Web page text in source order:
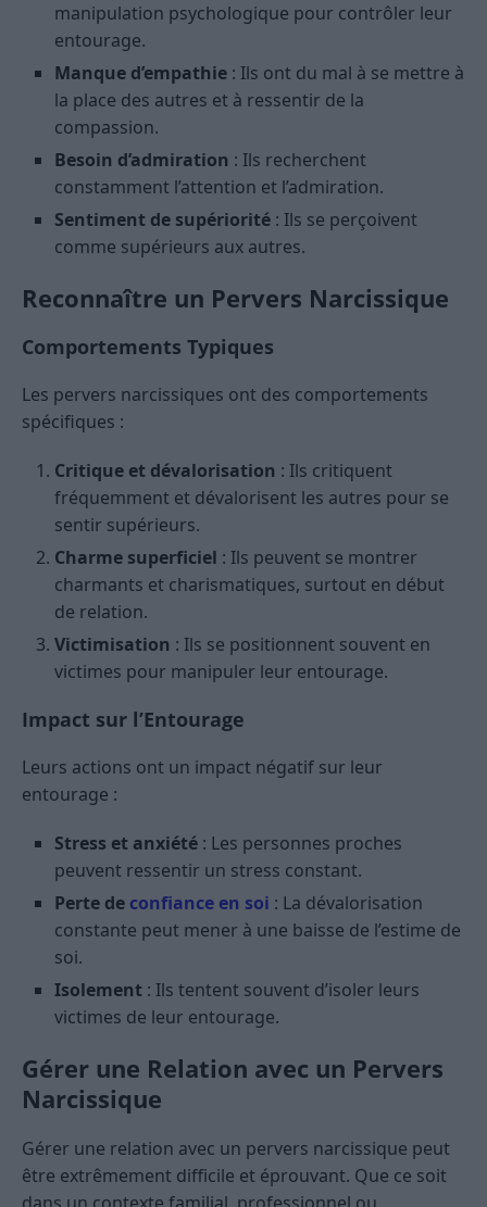
manipulation psychologique pour contrôler leur
entourage.
Manque d’empathie : Ils ont du mal à se mettre à
la place des autres et à ressentir de la
compassion.
Besoin d’admiration : Ils recherchent
constamment l’attention et l’admiration.
Sentiment de supériorité : Ils se perçoivent
comme supérieurs aux autres.
Reconnaître un Pervers Narcissique
Comportements Typiques
Les pervers narcissiques ont des comportements
spécifiques :
Critique et dévalorisation : Ils critiquent
fréquemment et dévalorisent les autres pour se
sentir supérieurs.
Charme superficiel : Ils peuvent se montrer
charmants et charismatiques, surtout en début
de relation.
Victimisation : Ils se positionnent souvent en
victimes pour manipuler leur entourage.
Impact sur l’Entourage
Leurs actions ont un impact négatif sur leur
entourage :
Stress et anxiété : Les personnes proches
peuvent ressentir un stress constant.
Perte de confiance en soi : La dévalorisation
constante peut mener à une baisse de l’estime de
soi.
Isolement : Ils tentent souvent d’isoler leurs
victimes de leur entourage.
Gérer une Relation avec un Pervers
Narcissique
Gérer une relation avec un pervers narcissique peut
être extrêmement difficile et éprouvant. Que ce soit